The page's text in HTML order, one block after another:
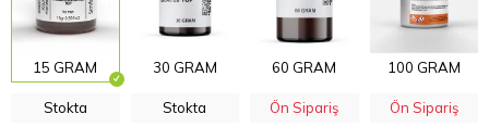
15 GRAM 30 GRAM 60 GRAM 100 GRAM
Stokta Stokta Ön Sipariş Ön Sipariş